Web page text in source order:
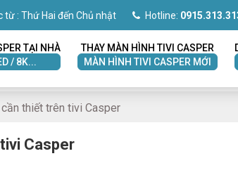
từ : Thứ Hai đến Chủ nhật Hotline:
TẠI NHÀ
/ 8K...
THAY MÀN HÌNH TIVI CASPER
MÀN HÌNH TIVI CASPER MỚI
thiết trên tivi Casper
Casper